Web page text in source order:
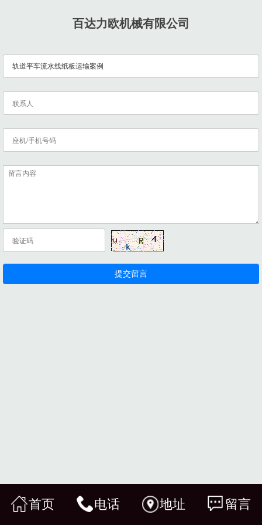
百达力欧机械有限公司
首页 电话 地址 留言